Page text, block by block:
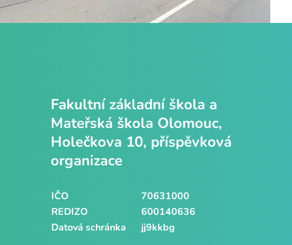
Fakultní základní škola a
Mateřská škola Olomouc,
Holečkova 10, příspěvková
organizace
IČO
70631000
REDIZO
600140636
Datová schránka
jj9kkbg